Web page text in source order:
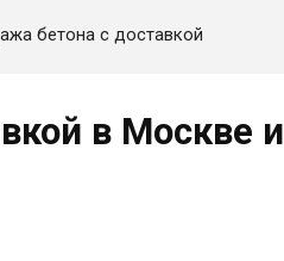
бетона с доставкой
в Москве и